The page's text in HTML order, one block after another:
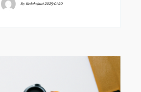
ByRedakcjawi 2025-01-20